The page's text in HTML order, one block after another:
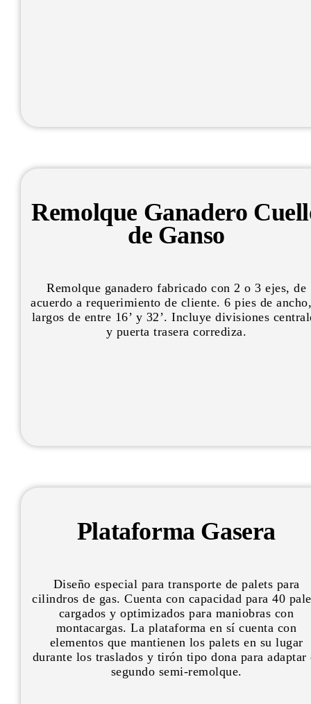
Remolque Ganadero
de Ganso
Remolque ganadero fabricado con 2 o 3 ejes, de
acuerdo a requerimiento de cliente. 6 pies de
largos de entre 16’ y 32’. Incluye divisiones
y puerta trasera corrediza.
Plataforma Gasera
Diseño especial para transporte de palets para
cilindros de gas. Cuenta con capacidad para 40
cargados y optimizados para maniobras con
montacargas. La plataforma en sí cuenta con
elementos que mantienen los palets en su lugar
durante los traslados y tirón tipo dona para adaptar
segundo semi-remolque.